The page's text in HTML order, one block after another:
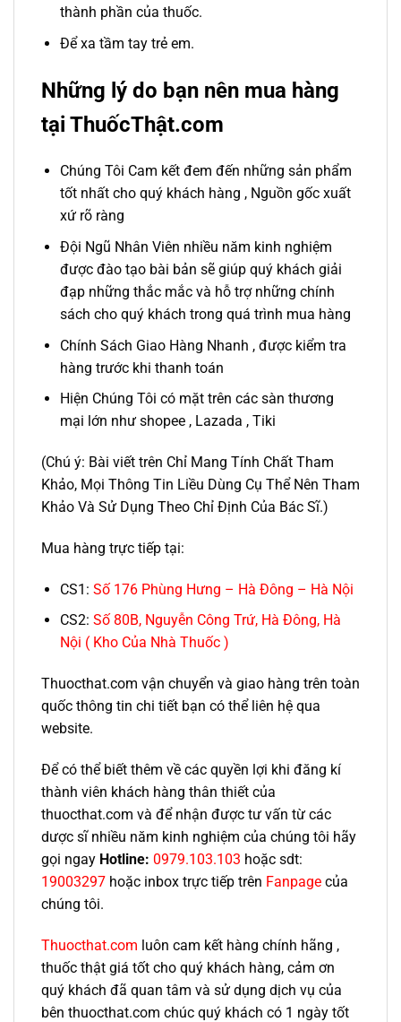
thành phần của thuốc.
Để xa tầm tay trẻ em.
Những lý do bạn nên mua hàng
tại ThuốcThật.com
Chúng Tôi Cam kết đem đến những sản phẩm
tốt nhất cho quý khách hàng , Nguồn gốc xuất
xứ rõ ràng
Đội Ngũ Nhân Viên nhiều năm kinh nghiệm
được đào tạo bài bản sẽ giúp quý khách giải
đạp những thắc mắc và hỗ trợ những chính
sách cho quý khách trong quá trình mua hàng
Chính Sách Giao Hàng Nhanh , được kiểm tra
hàng trước khi thanh toán
Hiện Chúng Tôi có mặt trên các sàn thương
mại lớn như shopee , Lazada , Tiki
(Chú ý: Bài viết trên Chỉ Mang Tính Chất Tham
Khảo, Mọi Thông Tin Liều Dùng Cụ Thể Nên Tham
Khảo Và Sử Dụng Theo Chỉ Định Của Bác Sĩ.)
Mua hàng trực tiếp tại:
CS1: Số 176 Phùng Hưng – Hà Đông – Hà Nội
CS2: Số 80B, Nguyễn Công Trứ, Hà Đông, Hà
Nội ( Kho Của Nhà Thuốc )
Thuocthat.com vận chuyển và giao hàng trên toàn
quốc thông tin chi tiết bạn có thể liên hệ qua
website.
Để có thể biết thêm về các quyền lợi khi đăng kí
thành viên khách hàng thân thiết của
thuocthat.com và để nhận được tư vấn từ các
dược sĩ nhiều năm kinh nghiệm của chúng tôi hãy
gọi ngay Hotline: 0979.103.103 hoặc sdt:
19003297 hoặc inbox trực tiếp trên Fanpage của
chúng tôi.
Thuocthat.com luôn cam kết hàng chính hãng ,
thuốc thật giá tốt cho quý khách hàng, cảm ơn
quý khách đã quan tâm và sử dụng dịch vụ của
bên thuocthat.com chúc quý khách có 1 ngày tốt